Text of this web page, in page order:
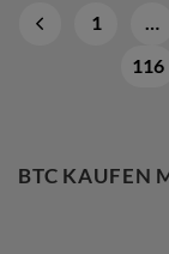
1 …
116
BTC KAUFEN